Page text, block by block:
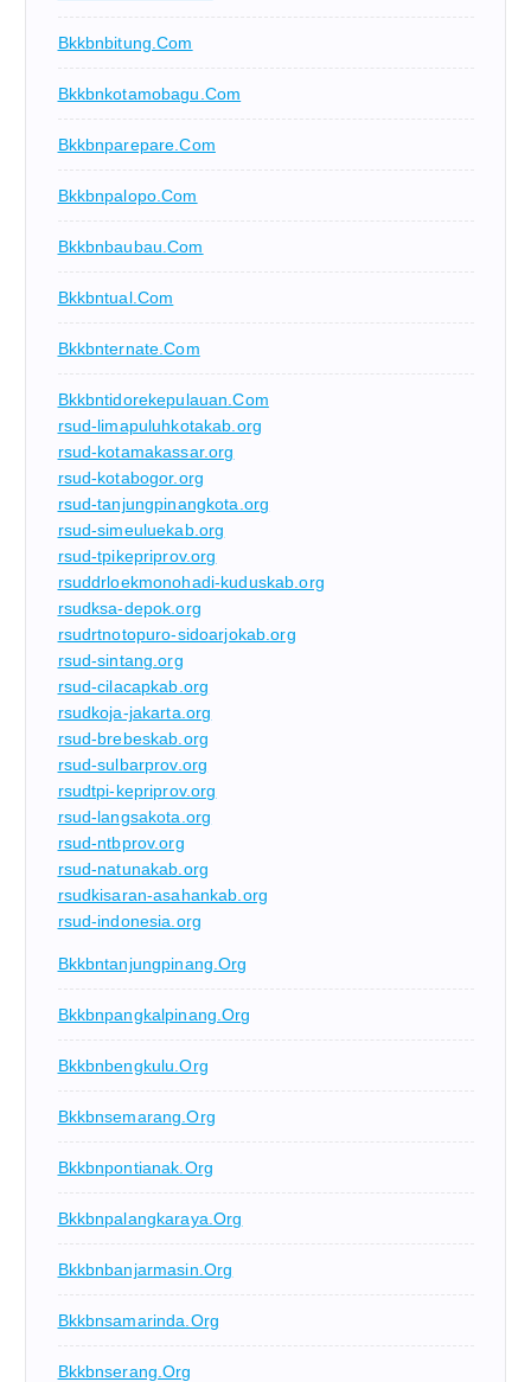
Bkkbnbitung.com
Bkkbnkotamobagu.com
Bkkbnparepare.com
Bkkbnpalopo.com
Bkkbnbaubau.com
Bkkbntual.com
Bkkbnternate.com
Bkkbntidorekepulauan.com
rsud-limapuluhkotakab.org
rsud-kotamakassar.org
rsud-kotabogor.org
rsud-tanjungpinangkota.org
rsud-simeuluekab.org
rsud-tpikepriprov.org
rsuddrloekmonohadi-kuduskab.org
rsudksa-depok.org
rsudrtnotopuro-sidoarjokab.org
rsud-sintang.org
rsud-cilacapkab.org
rsudkoja-jakarta.org
rsud-brebeskab.org
rsud-sulbarprov.org
rsudtpi-kepriprov.org
rsud-langsakota.org
rsud-ntbprov.org
rsud-natunakab.org
rsudkisaran-asahankab.org
rsud-indonesia.org
Bkkbntanjungpinang.org
Bkkbnpangkalpinang.org
Bkkbnbengkulu.org
Bkkbnsemarang.org
Bkkbnpontianak.org
Bkkbnpalangkaraya.org
Bkkbnbanjarmasin.org
Bkkbnsamarinda.org
Bkkbnserang.org